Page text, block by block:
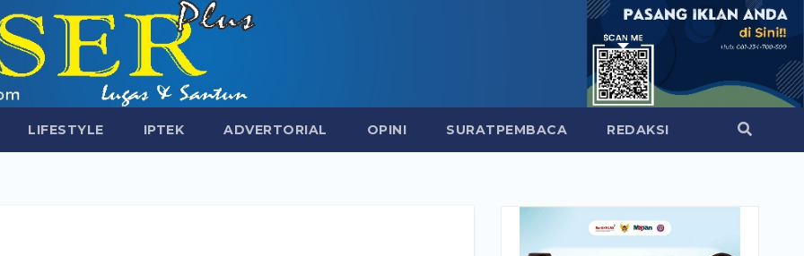
LIFESTYLE IPTEK ADVERTORIAL OPINI SURATPEMBACA REDAKSI